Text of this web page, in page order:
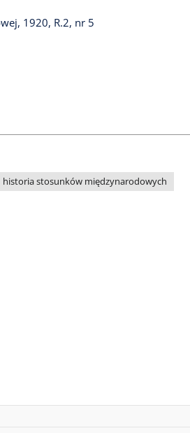
1920, R.2, nr 5
historia stosunków międzynarodowych